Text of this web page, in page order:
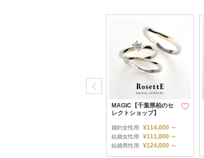
MAGIC【千葉県柏のセ
レクトショップ】
婚約女性用 ¥114,000 ～
結婚女性用 ¥111,000 ～
結婚男性用 ¥124,000 ～